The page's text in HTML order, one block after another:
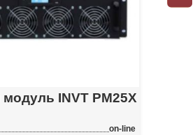
INVT PM25X
on-line